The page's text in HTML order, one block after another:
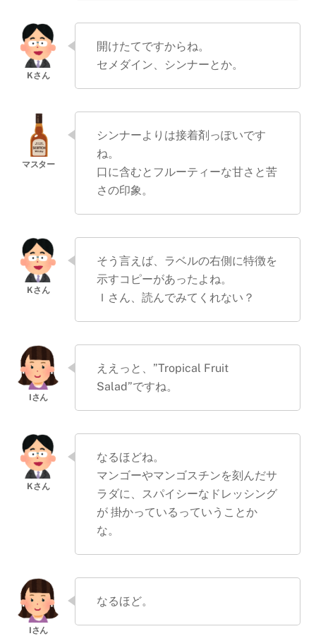
開けたてですからね。
セメダイン、シンナーとか。
シンナーよりは接着剤っぽいです
ね。
口に含むとフルーティーな甘さと苦
さの印象。
そう言えば、ラベルの右側に特徴を
示すコピーがあったよね。
Ｉさん、読んでみてくれない？
ええっと、”Tropical Fruit
Salad”ですね。
なるほどね。
マンゴーやマンゴスチンを刻んだサ
ラダに、スパイシーなドレッシング
が 掛かっているっていうことか
な。
なるほど。